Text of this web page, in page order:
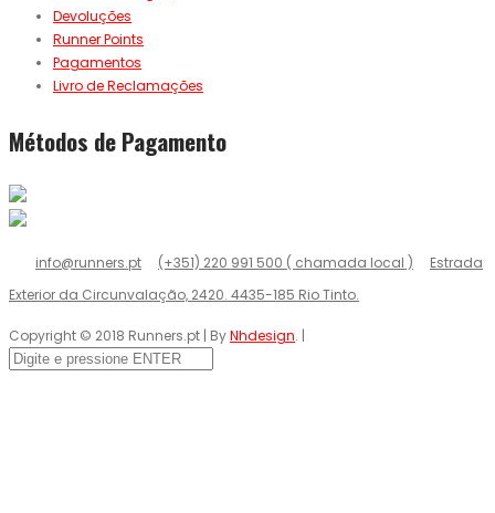
Devoluções
Runner Points
Pagamentos
Livro de Reclamações
Métodos de Pagamento
info@runners.pt (+351) 220 991 500 ( chamada local )
Estrada
Exterior da Circunvalação, 2420. 4435-185 Rio Tinto.
Copyright © 2018 Runners.pt | ByNhdesign. |